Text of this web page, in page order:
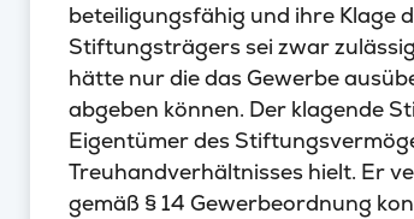
beteiligungsfähig und ihre Klage
Stiftungsträgers sei zwar
hätte nur die das Gewerbe
abgeben können. Der klagende
Eigentümer des
Treuhandverhältnisses hielt. Er
gemäß § 14 Gewerbeordnung